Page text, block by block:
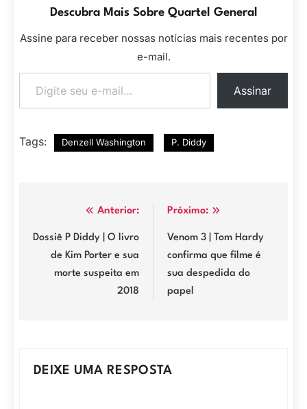
Descubra Mais Sobre Quartel General
Assine para receber nossas notícias mais recentes por
e-mail.
Digite seu e-mail…
Assinar
Tags: Denzell Washington P. Diddy
Navegação
de
Post
Anterior:
Dossiê P Diddy | O livro
de Kim Porter e sua
morte suspeita em
2018
Próximo:
Venom 3 | Tom Hardy
confirma que filme é
sua despedida do
papel
DEIXE UMA RESPOSTA